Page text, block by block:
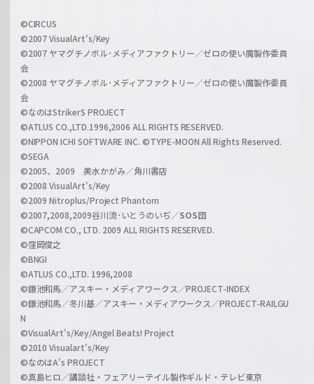
a
r
z
i
l
h
a
n
l
©CIRCUS
©2007 VisualArt's/Key
©2007 ヤマグチノボル･メディアファクトリー／ゼロの使い魔製作委員
会
©2008 ヤマグチノボル･メディアファクトリー／ゼロの使い魔製作委員
会
©なのはStrikerS PROJECT
©ATLUS CO.,LTD.1996,2006 ALL RIGHTS RESERVED.
©NIPPON ICHI SOFTWARE INC. ©TYPE-MOON All Rights Reserved.
©SEGA
©2005、2009 美水かがみ／角川書店
©2008 VisualArt's/Key
©2009 Nitroplus/Project Phantom
©2007,2008,2009谷川流･いとうのいぢ／SOS団
©CAPCOM CO., LTD. 2009 ALL RIGHTS RESERVED.
©窪岡俊之
©BNGI
©ATLUS CO.,LTD. 1996,2008
©鎌池和馬／アスキー・メディアワークス／PROJECT-INDEX
©鎌池和馬／冬川基／アスキー・メディアワークス／PROJECT-RAILGU
N
©VisualArt's/Key/Angel Beats! Project
©2010 Visualart's/Key
©なのはA's PROJECT
©真島ヒロ／講談社・フェアリーテイル製作ギルド・テレビ東京